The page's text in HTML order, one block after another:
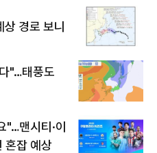
경로 보니
"…태풍도
맨시티·이
혼잡 예상